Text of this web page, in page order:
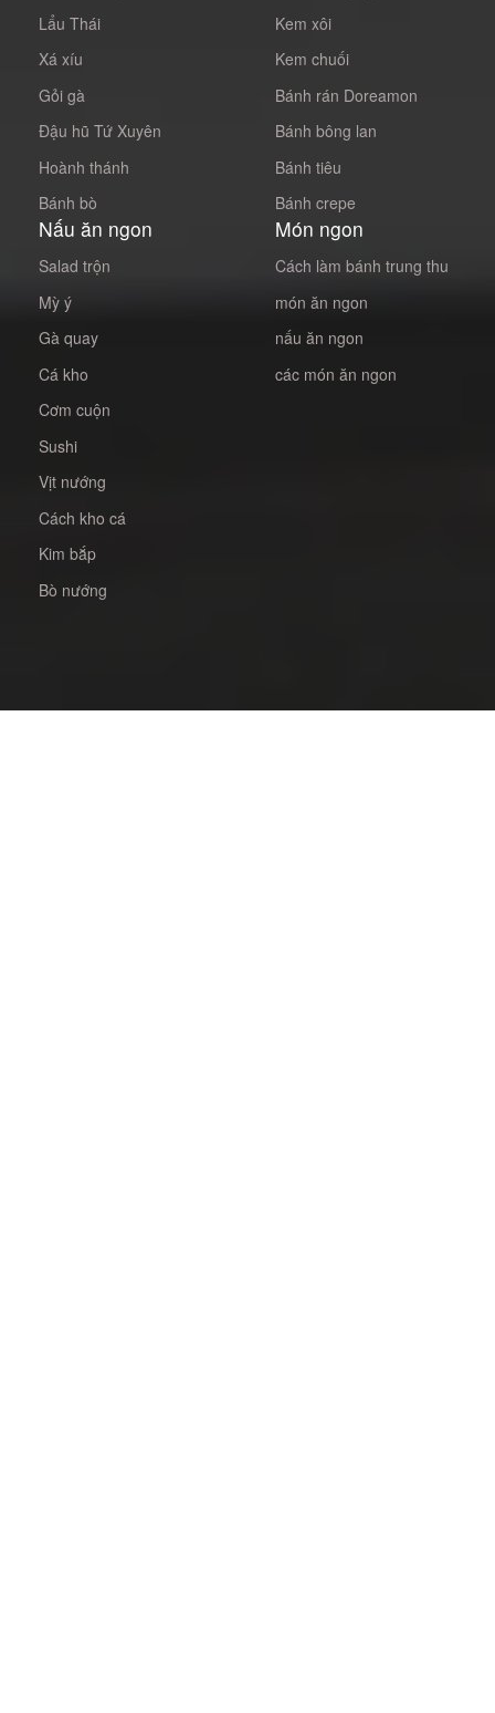
Lẩu Thái
Xá xíu
Gỏi gà
Đậu hũ Tứ Xuyên
Hoành thánh
Bánh bò
Kem xôi
Kem chuối
Bánh rán Doreamon
Bánh bông lan
Bánh tiêu
Bánh crepe
Nấu ăn ngon
Salad trộn
Mỳ ý
Gà quay
Cá kho
Cơm cuộn
Sushi
Vịt nướng
Cách kho cá
Kim bắp
Bò nướng
Món ngon
Cách làm bánh trung thu
món ăn ngon
nấu ăn ngon
các món ăn ngon